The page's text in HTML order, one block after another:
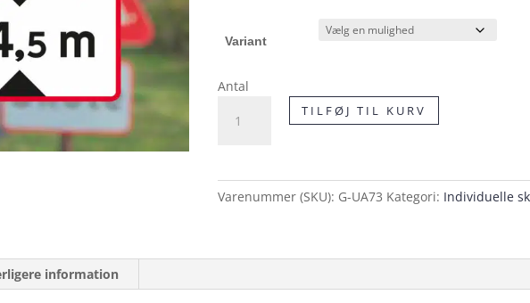
Variant
Antal
Undertavle
TILFØJ TIL KURV
Varenummer (SKU): G-UA73 Kategori: Individuelle
information